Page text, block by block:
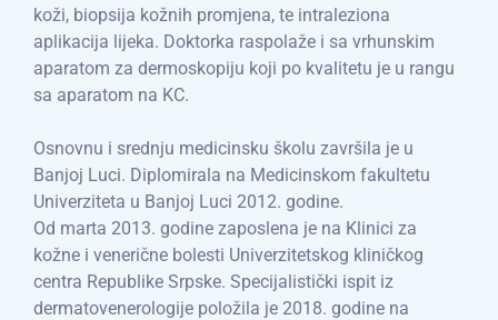
koži, biopsija kožnih promjena, te intraleziona
aplikacija lijeka. Doktorka raspolaže i sa vrhunskim
aparatom za dermoskopiju koji po kvalitetu je u rangu
sa aparatom na KC.
Osnovnu i srednju medicinsku školu završila je u
Banjoj Luci. Diplomirala na Medicinskom fakultetu
Univerziteta u Banjoj Luci 2012. godine.
Od marta 2013. godine zaposlena je na Klinici za
kožne i venerične bolesti Univerzitetskog kliničkog
centra Republike Srpske. Specijalistički ispit iz
dermatovenerologije položila je 2018. godine na